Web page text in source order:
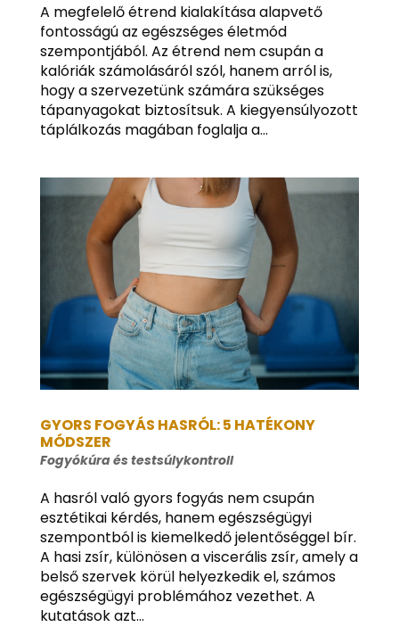
A megfelelő étrend kialakítása alapvető
fontosságú az egészséges életmód
szempontjából. Az étrend nem csupán a
kalóriák számolásáról szól, hanem arról is,
hogy a szervezetünk számára szükséges
tápanyagokat biztosítsuk. A kiegyensúlyozott
táplálkozás magában foglalja a...
GYORS FOGYÁS HASRÓL: 5 HATÉKONY
MÓDSZER
Fogyókúra és testsúlykontroll
A hasról való gyors fogyás nem csupán
esztétikai kérdés, hanem egészségügyi
szempontból is kiemelkedő jelentőséggel bír.
A hasi zsír, különösen a viscerális zsír, amely a
belső szervek körül helyezkedik el, számos
egészségügyi problémához vezethet. A
kutatások azt...